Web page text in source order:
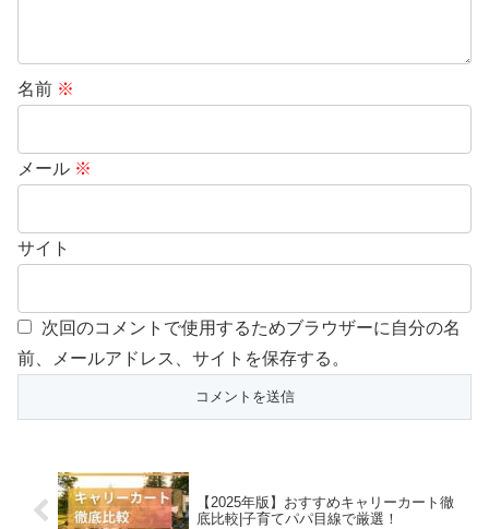
名前 ※
メール ※
サイト
次回のコメントで使用するためブラウザーに自分の名
前、メールアドレス、サイトを保存する。
【2025年版】おすすめキャリーカート徹
底比較|子育てパパ目線で厳選！